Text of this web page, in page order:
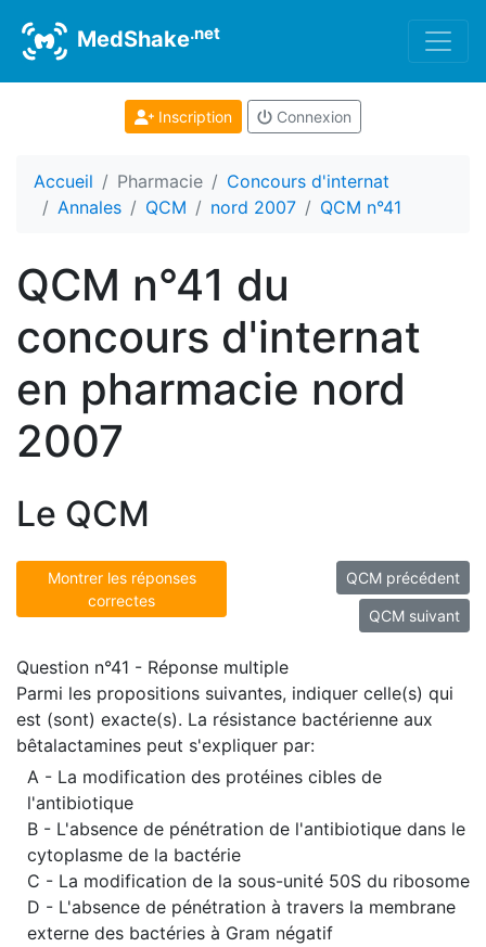
MedShake.net
Inscription Connexion
Accueil Pharmacie
Concours d'internat
Annales
QCM nord 2007 QCM n°41
QCM n°41 du
concours d'internat
en pharmacie nord
2007
Le QCM
Montrer les réponses
correctes
QCM précédent
QCM suivant
Question n°41 - Réponse multiple
Parmi les propositions suivantes, indiquer celle(s) qui
est (sont) exacte(s). La résistance bactérienne aux
bêtalactamines peut s'expliquer par:
A - La modification des protéines cibles de
l'antibiotique
B - L'absence de pénétration de l'antibiotique dans le
cytoplasme de la bactérie
C - La modification de la sous-unité 50S du ribosome
D - L'absence de pénétration à travers la membrane
externe des bactéries à Gram négatif